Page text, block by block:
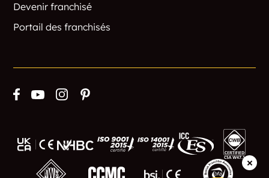
Devenir franchisé
Portail des franchisés